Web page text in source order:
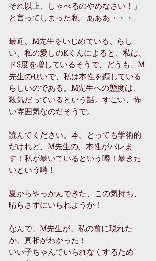
それ以上、しゃべるのやめなさい！」
と言ってしまった私。あああ・・・。
最近、M先生をいじめている、らし
い。私の愛しのKくんによると、私は、
ドS度を増しているそうで、どうも、M
先生のせいで、私は本性を顕している
らしいのである。M先生への態度は、
殺気だっているという話。すごい、怖
い雰囲気なのだそうで。
読んでください。本。とっても学術的
だけれど、M先生の、本性がバレま
す！私が暴いているという噂！暴きた
いという噂！
夏からやっかんできた、この気持ち、
晴らさずにいられようか！
なんで、M先生が、私の前に現れた
か、真相がわかった！
いい子ちゃんでいられなくするため